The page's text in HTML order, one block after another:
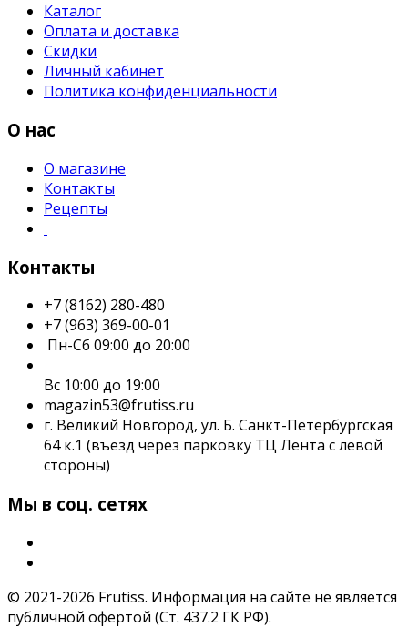
Каталог
Оплата и доставка
Скидки
Личный кабинет
Политика конфиденциальности
О нас
О магазине
Контакты
Рецепты
Контакты
+7 (8162) 280-480
+7 (963) 369-00-01
Пн-Сб 09:00 до 20:00
Вс 10:00 до 19:00
magazin53@frutiss.ru
г. Великий Новгород, ул. Б. Санкт-Петербургская
64 к.1 (въезд через парковку ТЦ Лента с левой
стороны)
Мы в соц. сетях
© 2021-2026 Frutiss. Информация на сайте не является
публичной офертой (Ст. 437.2 ГК РФ).